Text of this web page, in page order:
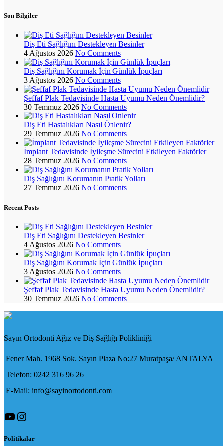
Son Bilgiler
Diş Eti Sağlığını Destekleyen Besinler
4 Ağustos 2026 No Comments
Diş Sağlığını Korumak İçin Günlük İpuçları
3 Ağustos 2026 No Comments
Şeffaf Plak Tedavisinde Hasta Uyumu Neden Önemlidir?
30 Temmuz 2026 No Comments
Diş Eti Hastalıkları Nasıl Önlenir?
29 Temmuz 2026 No Comments
İmplant Tedavisinde İyileşme Sürecini Etkileyen Faktörler
28 Temmuz 2026 No Comments
Diş Sağlığını Korumanın Pratik Yolları
27 Temmuz 2026 No Comments
Recent Posts
Diş Eti Sağlığını Destekleyen Besinler
4 Ağustos 2026 No Comments
Diş Sağlığını Korumak İçin Günlük İpuçları
3 Ağustos 2026 No Comments
Şeffaf Plak Tedavisinde Hasta Uyumu Neden Önemlidir?
30 Temmuz 2026 No Comments
Sayın Ortodonti Ağız ve Diş Sağlığı Polikliniği
Fener Mah. 1968 Sok. Sayın Plaza No:27 Muratpaşa/ ANTALYA
Telefon: 0242 316 96 26
E-Mail: info@sayinortodonti.com
YouTube
Instagram
Politikalar